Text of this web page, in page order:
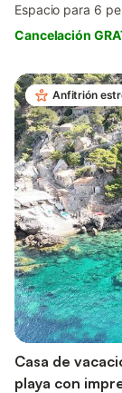
Espacio para 6
Cancelación
Anfitrión
Casa de
playa con